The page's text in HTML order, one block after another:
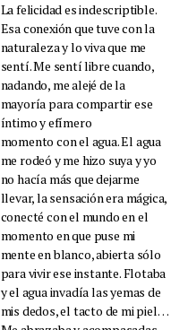
La felicidad es indescriptible.
Esa conexión que tuve con la
naturaleza y lo viva que me
sentí. Me sentí libre cuando,
nadando, me alejé de la
mayoría para compartir ese
íntimo y efímero
momento con el agua. El agua
me rodeó y me hizo suya y yo
no hacía más que dejarme
llevar, la sensación era mágica,
conecté con el mundo en el
momento en que puse mi
mente en blanco, abierta sólo
para vivir ese instante. Flotaba
y el agua invadía las yemas de
mis dedos, el tacto de mi piel…